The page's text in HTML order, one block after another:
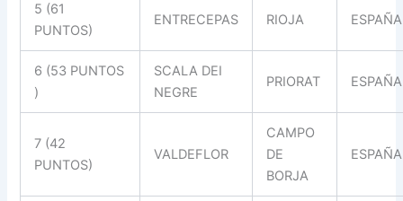
5 (61
PUNTOS)
ENTRECEPAS RIOJA ESPAÑA
6 (53 PUNTOS
)
SCALA DEI
NEGRE
PRIORAT ESPAÑA
7 (42
PUNTOS)
VALDEFLOR
CAMPO
DE
BORJA
ESPAÑA